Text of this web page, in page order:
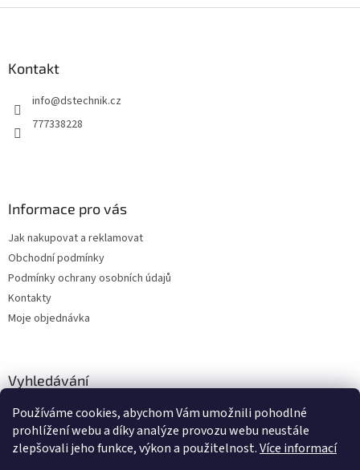
Používáme cookies, abychom Vám umožnili pohodlné
prohlížení webu a díky analýze provozu webu neustále
zlepšovali jeho funkce, výkon a použitelnost.Více informací
Kontakt
info@dstechnik.cz
777338228
Informace pro vás
Jak nakupovat a reklamovat
Obchodní podmínky
Podmínky ochrany osobních údajů
Kontakty
Moje objednávka
Vyhledávání
HLEDAT